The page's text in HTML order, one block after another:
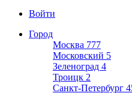
Войти
Город
Москва 777
Московский 5
Зеленоград 4
Троицк 2
Санкт-Петербург